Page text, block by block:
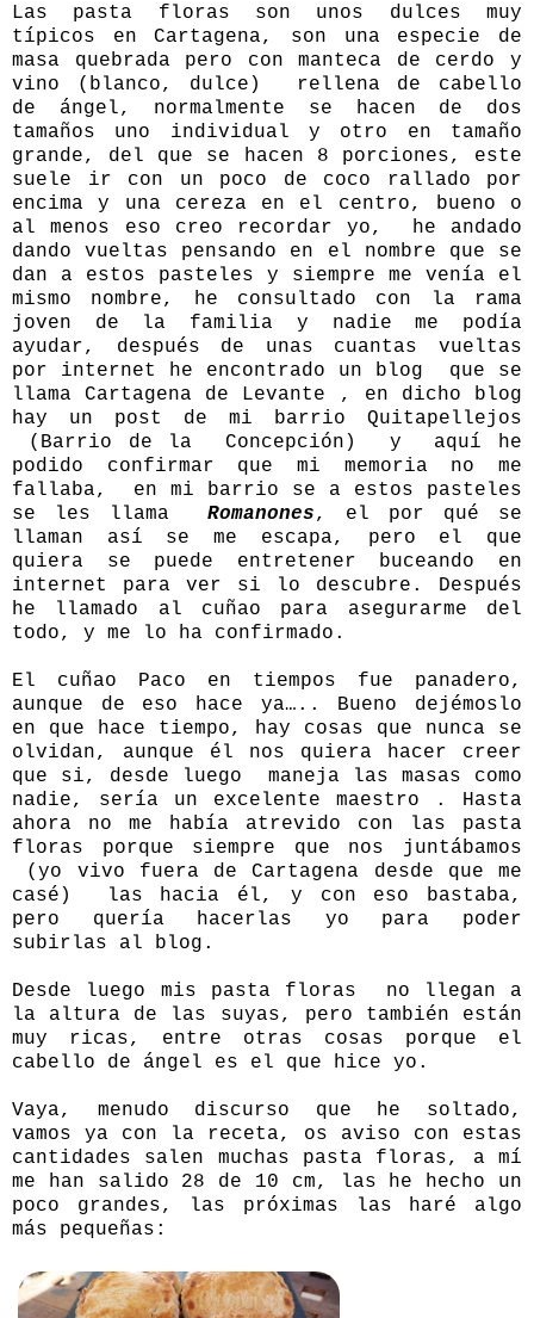
Las pasta floras son unos dulces muy
típicos en Cartagena, son una especie de
masa quebrada pero con manteca de cerdo y
vino (blanco, dulce) rellena de cabello
de ángel, normalmente se hacen de dos
tamaños uno individual y otro en tamaño
grande, del que se hacen 8 porciones, este
suele ir con un poco de coco rallado por
encima y una cereza en el centro, bueno o
al menos eso creo recordar yo, he andado
dando vueltas pensando en el nombre que se
dan a estos pasteles y siempre me venía el
mismo nombre, he consultado con la rama
joven de la familia y nadie me podía
ayudar, después de unas cuantas vueltas
por internet he encontrado un blog que se
llama Cartagena de Levante , en dicho blog
hay un post de mi barrio Quitapellejos
(Barrio de la Concepción) y aquí he
podido confirmar que mi memoria no me
fallaba, en mi barrio se a estos pasteles
se les llama Romanones, el por qué se
llaman así se me escapa, pero el que
quiera se puede entretener buceando en
internet para ver si lo descubre. Después
he llamado al cuñao para asegurarme del
todo, y me lo ha confirmado.
El cuñao Paco en tiempos fue panadero,
aunque de eso hace ya….. Bueno dejémoslo
en que hace tiempo, hay cosas que nunca se
olvidan, aunque él nos quiera hacer creer
que si, desde luego maneja las masas como
nadie, sería un excelente maestro . Hasta
ahora no me había atrevido con las pasta
floras porque siempre que nos juntábamos
(yo vivo fuera de Cartagena desde que me
casé) las hacia él, y con eso bastaba,
pero quería hacerlas yo para poder
subirlas al blog.
Desde luego mis pasta floras no llegan a
la altura de las suyas, pero también están
muy ricas, entre otras cosas porque el
cabello de ángel es el que hice yo.
Vaya, menudo discurso que he soltado,
vamos ya con la receta, os aviso con estas
cantidades salen muchas pasta floras, a mí
me han salido 28 de 10 cm, las he hecho un
poco grandes, las próximas las haré algo
más pequeñas: